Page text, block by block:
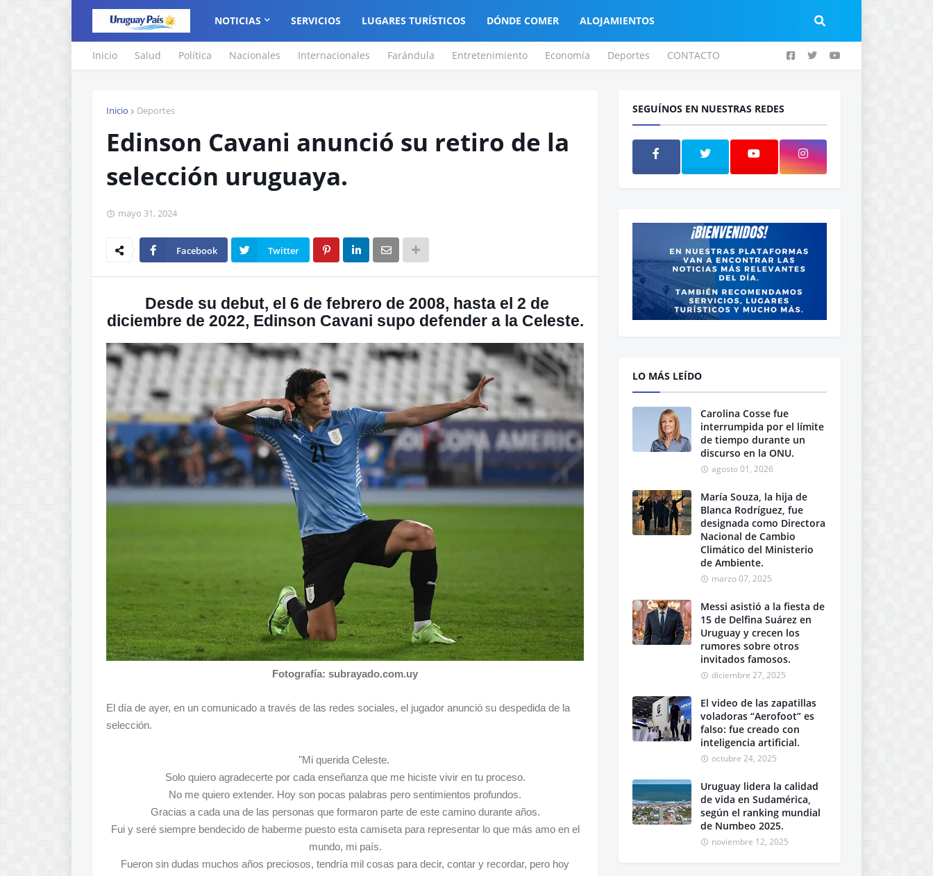
NOTICIAS SERVICIOS LUGARES TURÍSTICOS DÓNDE COMER ALOJAMIENTOS
Inicio Salud Política Nacionales Internacionales Farándula Entretenimiento Economía Deportes CONTACTO
Inicio Deportes
Edinson Cavani anunció su retiro de la
selección uruguaya.
mayo 31, 2024
Facebook Twitter
Desde su debut, el 6 de febrero de 2008, hasta el 2 de
diciembre de 2022, Edinson Cavani supo defender a la Celeste.
Fotografía: subrayado.com.uy
El día de ayer, en un comunicado a través de las redes sociales, el jugador anunció su despedida de la
selección.
"Mi querida Celeste.
Solo quiero agradecerte por cada enseñanza que me hiciste vivir en tu proceso.
No me quiero extender. Hoy son pocas palabras pero sentimientos profundos.
Gracias a cada una de las personas que formaron parte de este camino durante años.
Fui y seré siempre bendecido de haberme puesto esta camiseta para representar lo que más amo en el
mundo, mi país.
Fueron sin dudas muchos años preciosos, tendría mil cosas para decir, contar y recordar, pero hoy
SEGUÍNOS EN NUESTRAS REDES
LO MÁS LEÍDO
Carolina Cosse fue
interrumpida por el límite
de tiempo durante un
discurso en la ONU.
agosto 01, 2026
María Souza, la hija de
Blanca Rodríguez, fue
designada como Directora
Nacional de Cambio
Climático del Ministerio
de Ambiente.
marzo 07, 2025
Messi asistió a la fiesta de
15 de Delfina Suárez en
Uruguay y crecen los
rumores sobre otros
invitados famosos.
diciembre 27, 2025
El video de las zapatillas
voladoras “Aerofoot” es
falso: fue creado con
inteligencia artificial.
octubre 24, 2025
Uruguay lidera la calidad
de vida en Sudamérica,
según el ranking mundial
de Numbeo 2025.
noviembre 12, 2025